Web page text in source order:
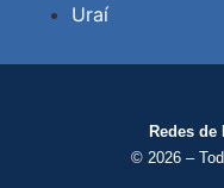
Uraí
Redes
© 2026 –